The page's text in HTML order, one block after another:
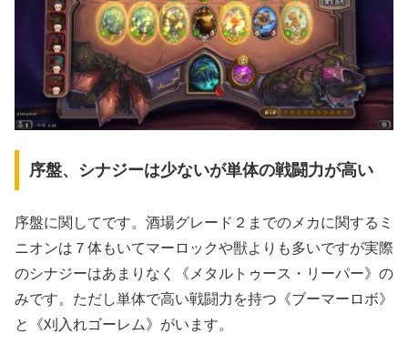
序盤、シナジーは少ないが単体の戦闘力が高い
序盤に関してです。酒場グレード２までのメカに関するミ
ニオンは７体もいてマーロックや獣よりも多いですが実際
のシナジーはあまりなく《メタルトゥース・リーパー》の
みです。ただし単体で高い戦闘力を持つ《ブーマーロボ》
と《刈入れゴーレム》がいます。